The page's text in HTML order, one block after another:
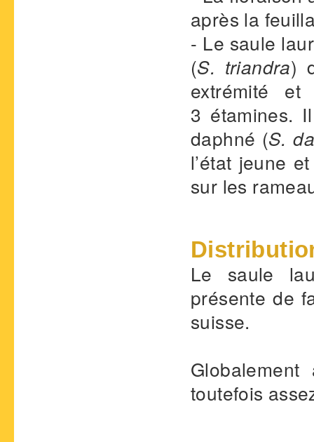
après la
- Le saule
(S. triandra)
extrémité
3 étamines.
daphné (S.
l’état jeune
sur les
Le saule
présente de
suisse.
toutefois